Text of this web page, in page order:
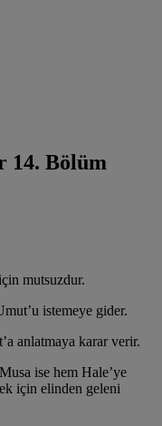
14. Bölüm
mutsuzdur.
istemeye gider.
anlatmaya karar verir.
ise hem Hale’ye
için elinden geleni